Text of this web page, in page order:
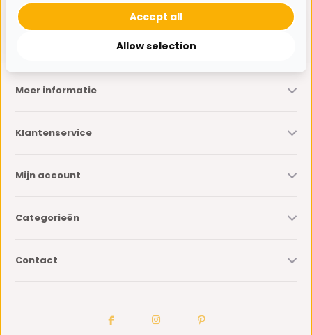
Abonneer
Meer informatie
Klantenservice
Mijn account
Categorieën
Contact
Allow selection
Accept all